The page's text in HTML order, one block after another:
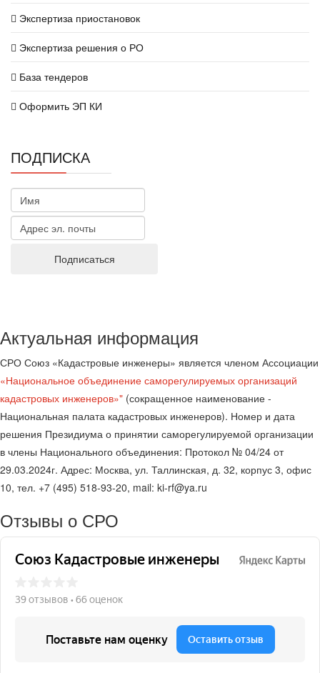
Экспертиза приостановок
Экспертиза решения о РО
База тендеров
Оформить ЭП КИ
ПОДПИСКА
Актуальная информация
СРО Союз «Кадастровые инженеры» является членом Ассоциации
«Национальное объединение саморегулируемых организаций
кадастровых инженеров»" (сокращенное наименование -
Национальная палата кадастровых инженеров). Номер и дата
решения Президиума о принятии саморегулируемой организации
в члены Национального объединения: Протокол № 04/24 от
29.03.2024г. Адрес: Москва, ул. Таллинская, д. 32, корпус 3, офис
10, тел. +7 (495) 518-93-20, mail: ki-rf@ya.ru
Отзывы о СРО